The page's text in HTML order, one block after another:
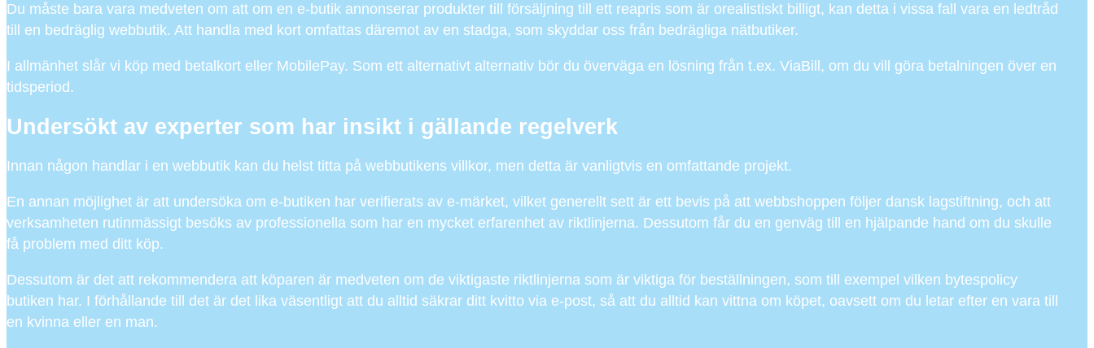
Du måste bara vara medveten om att om en e-butik annonserar produkter till försäljning till ett reapris som är orealistiskt billigt, kan detta i vissa fall vara en ledtråd
till en bedräglig webbutik. Att handla med kort omfattas däremot av en stadga, som skyddar oss från bedrägliga nätbutiker.
I allmänhet slår vi köp med betalkort eller MobilePay. Som ett alternativt alternativ bör du överväga en lösning från t.ex. ViaBill, om du vill göra betalningen över en
tidsperiod.
Undersökt av experter som har insikt i gällande regelverk
Innan någon handlar i en webbutik kan du helst titta på webbutikens villkor, men detta är vanligtvis en omfattande projekt.
En annan möjlighet är att undersöka om e-butiken har verifierats av e-märket, vilket generellt sett är ett bevis på att webbshoppen följer dansk lagstiftning, och att
verksamheten rutinmässigt besöks av professionella som har en mycket erfarenhet av riktlinjerna. Dessutom får du en genväg till en hjälpande hand om du skulle
få problem med ditt köp.
Dessutom är det att rekommendera att köparen är medveten om de viktigaste riktlinjerna som är viktiga för beställningen, som till exempel vilken bytespolicy
butiken har. I förhållande till det är det lika väsentligt att du alltid säkrar ditt kvitto via e-post, så att du alltid kan vittna om köpet, oavsett om du letar efter en vara till
en kvinna eller en man.